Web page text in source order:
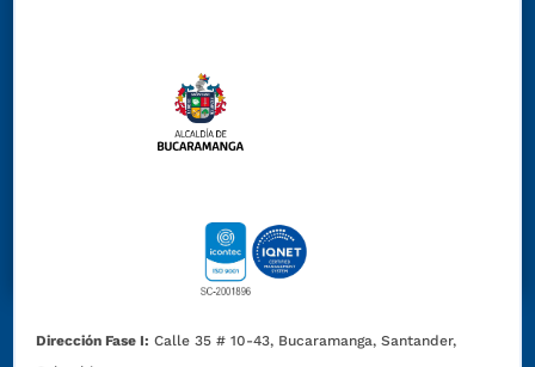
Dirección Fase I: Calle 35 # 10-43, Bucaramanga, Santander,